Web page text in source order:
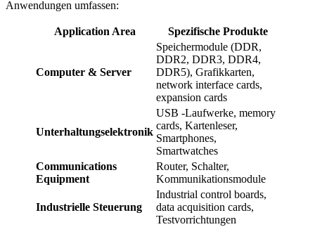
Anwendungen umfassen:
Application Area Spezifische Produkte
Computer & Server
Speichermodule (DDR,
DDR2, DDR3, DDR4,
DDR5), Grafikkarten,
network interface cards,
expansion cards
Unterhaltungselektronik
USB -Laufwerke, memory
cards, Kartenleser,
Smartphones,
Smartwatches
Communications
Equipment
Router, Schalter,
Kommunikationsmodule
Industrielle Steuerung
Industrial control boards,
data acquisition cards,
Testvorrichtungen